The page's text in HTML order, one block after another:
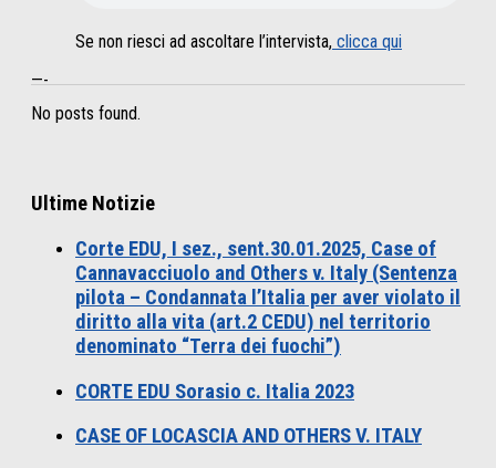
Se non riesci ad ascoltare l’intervista, clicca qui
—-
No posts found.
Ultime Notizie
Corte EDU, I sez., sent.30.01.2025, Case of
Cannavacciuolo and Others v. Italy (Sentenza
pilota – Condannata l’Italia per aver violato il
diritto alla vita (art.2 CEDU) nel territorio
denominato “Terra dei fuochi”)
CORTE EDU Sorasio c. Italia 2023
CASE OF LOCASCIA AND OTHERS V. ITALY